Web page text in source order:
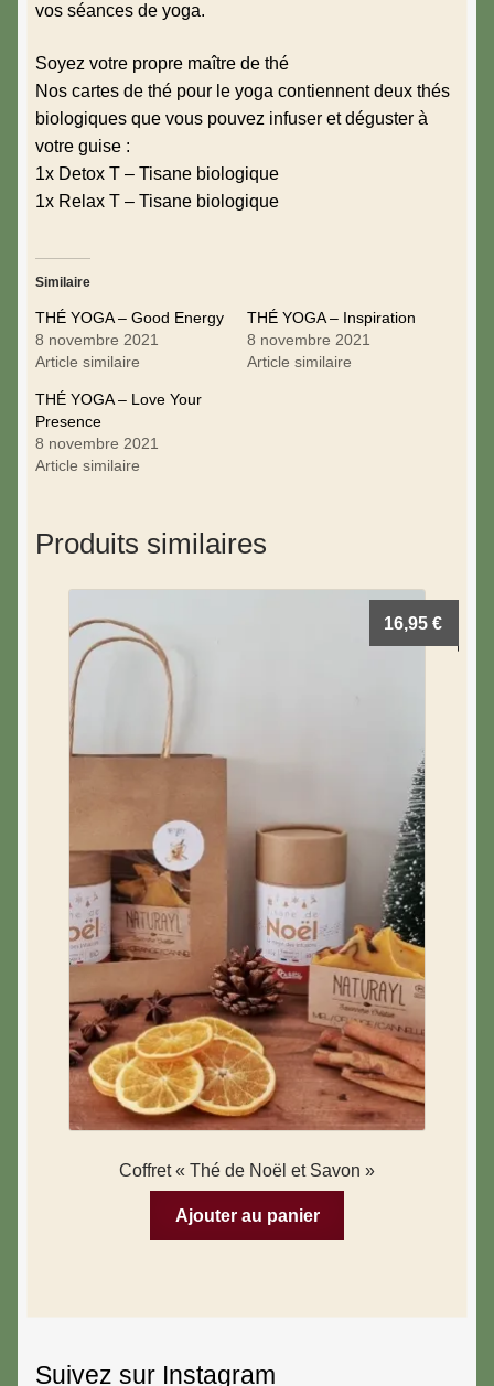
vos séances de yoga.
Soyez votre propre maître de thé
Nos cartes de thé pour le yoga contiennent deux thés
biologiques que vous pouvez infuser et déguster à
votre guise :
1x Detox T – Tisane biologique
1x Relax T – Tisane biologique
Similaire
THÉ YOGA – Good Energy
8 novembre 2021
Article similaire
THÉ YOGA – Inspiration
8 novembre 2021
Article similaire
THÉ YOGA – Love Your
Presence
8 novembre 2021
Article similaire
Produits similaires
Coffret « Thé de Noël et Savon »
16,95€
Ajouter au panier
Suivez sur Instagram